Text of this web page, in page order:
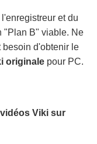
et du
"Plan B" viable. Ne
besoin d'obtenir le
originale pour PC.
Viki sur